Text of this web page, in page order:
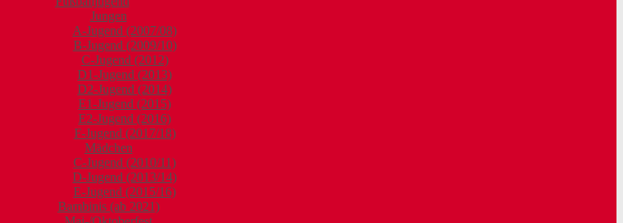
Jungen
A-Jugend (2007/08)
B-Jugend (2009/10)
C-Jugend (2012)
D1-Jugend (2013)
D2-Jugend (2014)
E1-Jugend (2015)
E2-Jugend (2016)
F-Jugend (2017/18)
Mädchen
C-Jugend (2010/11)
D-Jugend (2013/14)
E-Jugend (2015/16)
Bambinis (ab 2021)